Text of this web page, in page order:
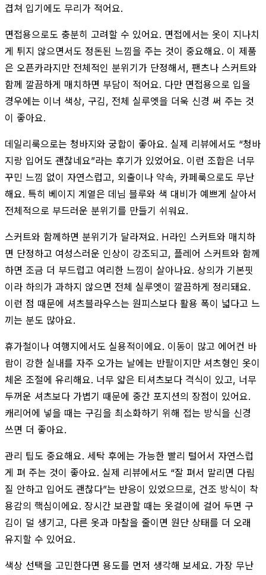
겹쳐 입기에도 무리가 적어요.
면접용으로도 충분히 고려할 수 있어요. 면접에서는 옷이 지나치
게 튀지 않으면서도 정돈된 느낌을 주는 것이 중요해요. 이 제품
은 오픈카라지만 전체적인 분위기가 단정해서, 팬츠나 스커트와
함께 깔끔하게 매치하면 부담이 적어요. 다만 면접용으로 입을
경우에는 이너 색상, 구김, 전체 실루엣을 더욱 신경 써 주는 것
이 좋아요.
데일리룩으로는 청바지와 궁합이 좋아요. 실제 리뷰에서도 “청바
지랑 입어도 괜찮네요”라는 후기가 있었어요. 이런 조합은 너무
꾸민 느낌 없이 자연스럽고, 외출이나 약속, 카페룩으로도 무난
해요. 특히 베이지 계열은 데님 블루와 색 대비가 예쁘게 살아서
전체적으로 부드러운 분위기를 만들기 쉬워요.
스커트와 함께하면 분위기가 달라져요. H라인 스커트와 매치하
면 단정하고 여성스러운 인상이 강조되고, 플레어 스커트와 함께
하면 조금 더 부드럽고 여리한 느낌이 살아나요. 상의가 기본핏
이라 하의가 과하지 않으면 전체 실루엣이 깔끔하게 정리돼요.
이런 점 때문에 셔츠블라우스는 원피스보다 활용 폭이 넓다고 느
끼는 분도 많아요.
휴가철이나 여행지에서도 실용적이에요. 이동이 많고 에어컨 바
람이 강한 실내를 자주 오가는 날에는 반팔이지만 셔츠형인 옷이
체온 조절에 유리해요. 너무 얇은 티셔츠보다 격식이 있고, 너무
두꺼운 셔츠보다 가볍기 때문에 중간 포지션의 장점이 있어요.
캐리어에 넣을 때는 구김을 최소화하기 위해 접는 방식을 신경
쓰면 더 좋아요.
관리 팁도 중요해요. 세탁 후에는 가능한 빨리 털어서 자연스럽
게 펴 주는 것이 좋아요. 실제 리뷰에서도 “잘 펴서 말리면 다림
질 안하고 입어도 괜찮다”는 반응이 있었으므로, 건조 방식이 착
용감의 핵심이에요. 장시간 보관할 때는 옷걸이에 걸어 두면 구
김이 덜 생기고, 다른 옷과 마찰을 줄이면 원단 상태를 더 오래
유지할 수 있어요.
색상 선택을 고민한다면 용도를 먼저 생각해 보세요. 가장 무난